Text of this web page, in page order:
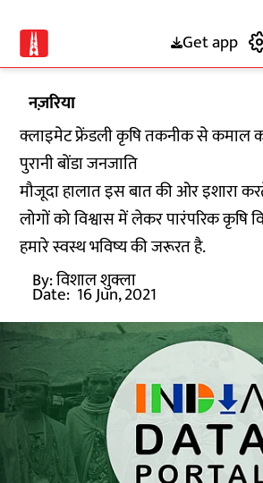
Get app
नज़रिया
क्लाइमेट फ्रेंडली कृषि तकनीक से कमाल
पुरानी बोंडा जनजाति
मौजूदा हालात इस बात की ओर इशारा
लोगों को विश्वास में लेकर पारंपरिक कृषि
हमारे स्वस्थ भविष्य की जरूरत है.
By:विशाल शुक्ला
Date: 16 Jun, 2021